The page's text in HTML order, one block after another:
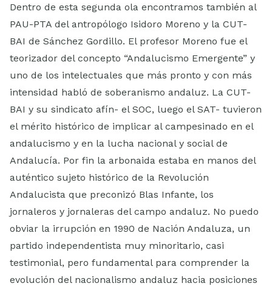
Dentro de esta segunda ola encontramos también al
PAU-PTA del antropólogo Isidoro Moreno y la CUT-
BAI de Sánchez Gordillo. El profesor Moreno fue el
teorizador del concepto “Andalucismo Emergente” y
uno de los intelectuales que más pronto y con más
intensidad habló de soberanismo andaluz. La CUT-
BAI y su sindicato afín- el SOC, luego el SAT- tuvieron
el mérito histórico de implicar al campesinado en el
andalucismo y en la lucha nacional y social de
Andalucía. Por fin la arbonaida estaba en manos del
auténtico sujeto histórico de la Revolución
Andalucista que preconizó Blas Infante, los
jornaleros y jornaleras del campo andaluz. No puedo
obviar la irrupción en 1990 de Nación Andaluza, un
partido independentista muy minoritario, casi
testimonial, pero fundamental para comprender la
evolución del nacionalismo andaluz hacia posiciones